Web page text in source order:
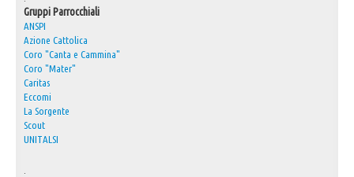
Fatti riconoscere
Gruppi Parrocchiali
ANSPI
Azione Cattolica
Coro "Canta e Cammina"
Coro "Mater"
Caritas
Eccomi
La Sorgente
Scout
UNITALSI